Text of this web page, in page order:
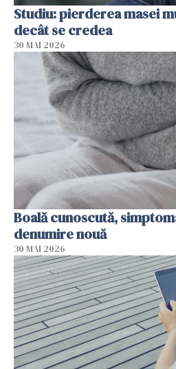
Studiu: pierderea masei
decât se credea
30 MAI 2026
Boală cunoscută,
denumire nouă
30 MAI 2026